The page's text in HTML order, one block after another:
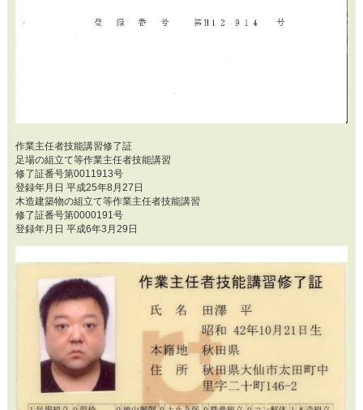
作業主任者技能講習修了証
足場の組立て等作業主任者技能講習
修了証番号第0011913号
登録年月日 平成25年8月27日
木造建築物の組立て等作業主任者技能講習
修了証番号第0000191号
登録年月日 平成6年3月29日